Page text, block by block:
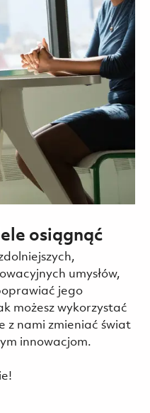
osiągnąć
umysłów,
jego
możesz wykorzystać
z nami zmieniać świat
innowacjom.